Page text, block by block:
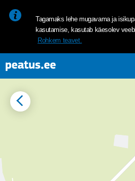
Tagamaks lehe mugavama ja
kasutamise, kasutab käesolev
Rohkem teavet.